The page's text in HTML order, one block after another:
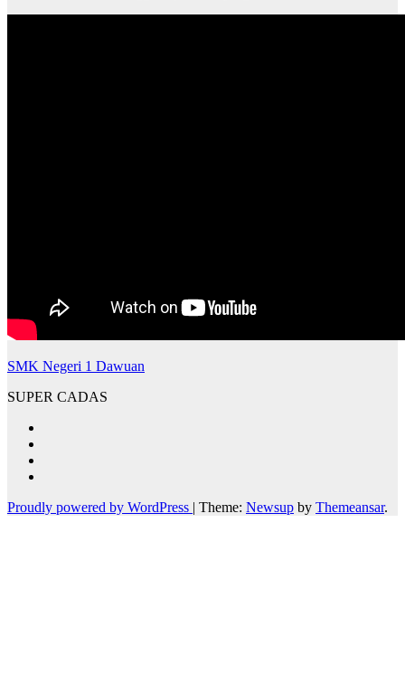
SMK Negeri 1 Dawuan
SUPER CADAS
Proudly powered by WordPress | Theme: Newsup by Themeansar.